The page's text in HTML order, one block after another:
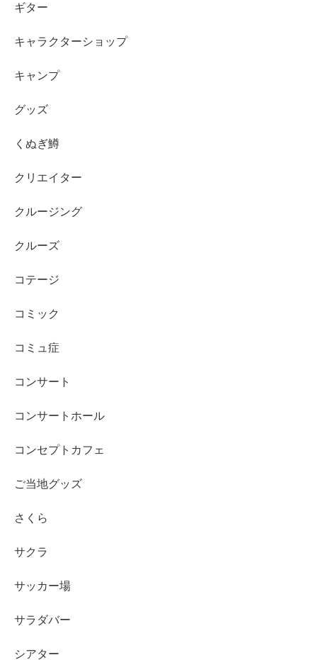
ギター
キャラクターショップ
キャンプ
グッズ
くぬぎ鱒
クリエイター
クルージング
クルーズ
コテージ
コミック
コミュ症
コンサート
コンサートホール
コンセプトカフェ
ご当地グッズ
さくら
サクラ
サッカー場
サラダバー
シアター